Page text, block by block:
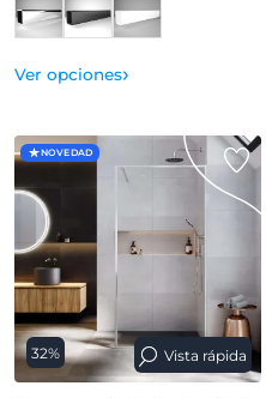
Ver opciones›
NOVEDAD
32% Vista rápida